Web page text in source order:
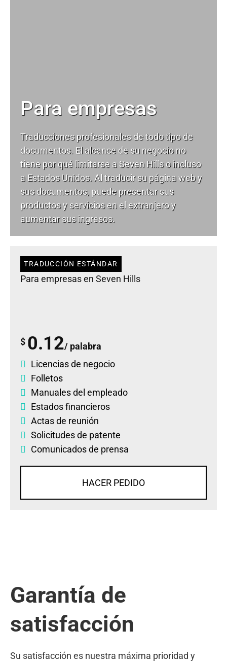
Para empresas
Traducciones profesionales de todo tipo de
documentos. El alcance de su negocio no
tiene por qué limitarse a Seven Hills o incluso
a Estados Unidos. Al traducir su página web y
sus documentos, puede presentar sus
productos y servicios en el extranjero y
aumentar sus ingresos.
TRADUCCIÓN ESTÁNDAR
Para empresas en Seven Hills
$ 0.12/ palabra
Licencias de negocio
Folletos
Manuales del empleado
Estados financieros
Actas de reunión
Solicitudes de patente
Comunicados de prensa
HACER PEDIDO
Garantía de
satisfacción
Su satisfacción es nuestra máxima prioridad y